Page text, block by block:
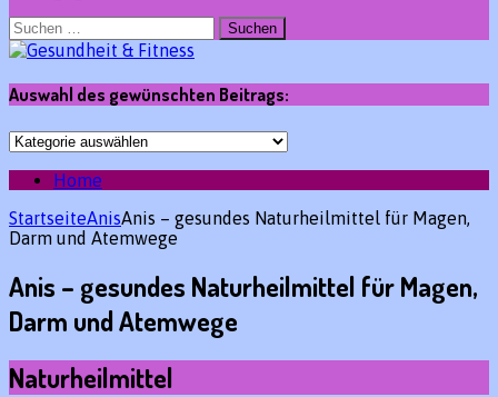
Suchen
nach:
Auswahl des gewünschten Beitrags:
Auswahl
des
gewünschten
Home
StartseiteAnisAnis – gesundes Naturheilmittel für Magen,
Darm und Atemwege
Anis – gesundes Naturheilmittel für Magen,
Darm und Atemwege
Naturheilmittel